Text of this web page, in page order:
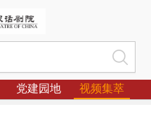
党建园地 视频集萃